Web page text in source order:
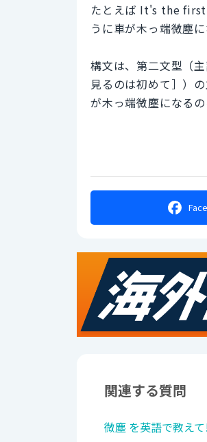
たとえば It's the
うに車が木っ端微塵
構文は、第二文型（
見るのは初めて］）
が木っ端微塵になる
関連する質問
微塵 を英語で教え